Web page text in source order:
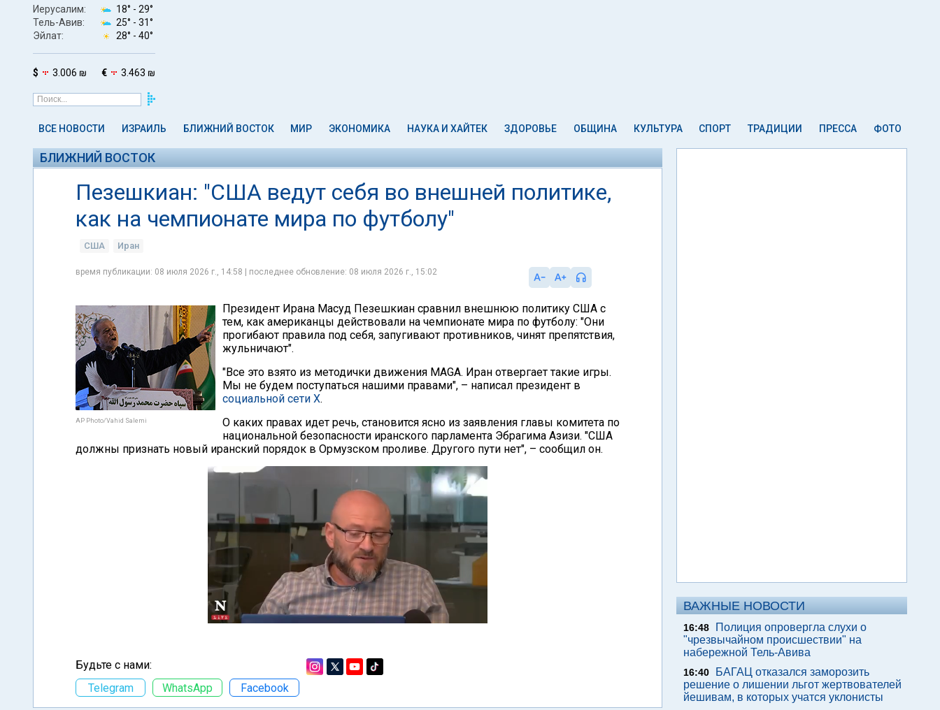
Иерусалим: 18° - 29°
Тель-Авив:
25° - 31°
Эйлат:
28° - 40°
$ 3.006 ₪ € 3.463 ₪
ВСЕ НОВОСТИ ИЗРАИЛЬ БЛИЖНИЙ ВОСТОК МИР ЭКОНОМИКА НАУКА И ХАЙТЕК ЗДОРОВЬЕ ОБЩИНА КУЛЬТУРА СПОРТ ТРАДИЦИИ ПРЕССА ФОТО
БЛИЖНИЙ ВОСТОК
Пезешкиан: "США ведут себя во внешней политике,
как на чемпионате мира по футболу"
США Иран
время публикации: 08 июля 2026 г., 14:58 | последнее обновление: 08 июля 2026 г., 15:02
AP Photo/Vahid Salemi
Президент Ирана Масуд Пезешкиан сравнил внешнюю политику США с
тем, как американцы действовали на чемпионате мира по футболу: "Они
прогибают правила под себя, запугивают противников, чинят препятствия,
жульничают".
"Все это взято из методички движения MAGA. Иран отвергает такие игры.
Мы не будем поступаться нашими правами", – написал президент в
социальной сети X.
О каких правах идет речь, становится ясно из заявления главы комитета по
национальной безопасности иранского парламента Эбрагима Азизи. "США
должны признать новый иранский порядок в Ормузском проливе. Другого пути нет", – сообщил он.
Будьте с нами:
Telegram
WhatsApp Facebook
ВАЖНЫЕ НОВОСТИ
16:48
Полиция опровергла слухи о
"чрезвычайном происшествии" на
набережной Тель-Авива
16:40
БАГАЦ отказался заморозить
решение о лишении льгот жертвователей
йешивам, в которых учатся уклонисты